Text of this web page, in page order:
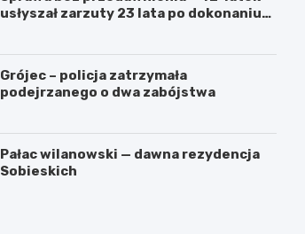
usłyszał zarzuty 23 lata po dokonaniu
Grójec – policja zatrzymała
podejrzanego o dwa zabójstwa
Pałac wilanowski — dawna rezydencja
Sobieskich